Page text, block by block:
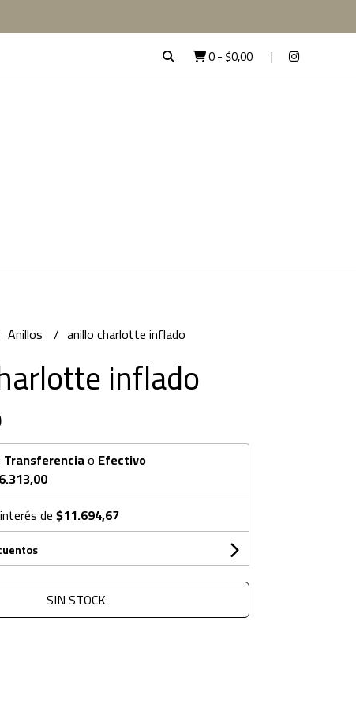
0-$0,00
Anillos anillo charlotte inflado
inflado
Transferenciao Efectivo
de$11.694,67
SIN STOCK